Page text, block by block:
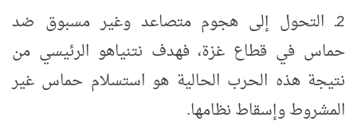
2ـ التحول إلى هجوم متصاعد وغير مسبوق ضد
حماس في قطاع غزة، فهدف نتنياهو الرئيسي من
نتيجة هذه الحرب الحالية هو استسلام حماس غير
المشروط وإسقاط نظامها.